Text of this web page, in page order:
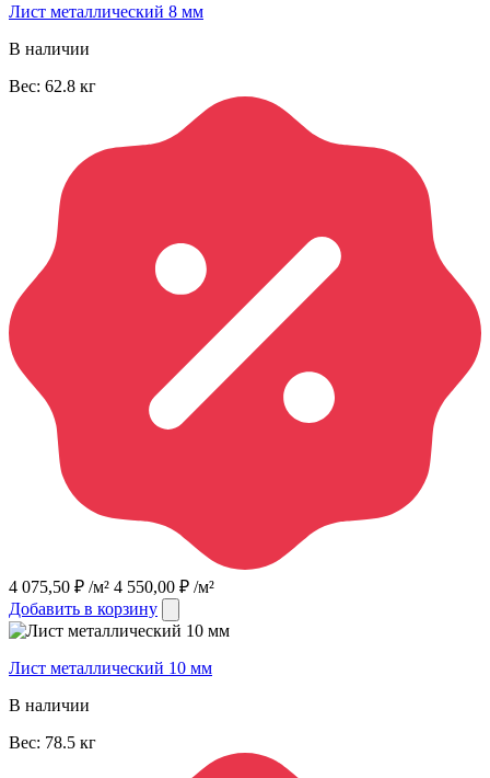
Лист металлический 8 мм
В наличии
Вес: 62.8 кг
4 075,50 ₽ /м² 4 550,00 ₽ /м²
Добавить в корзину
Лист металлический 10 мм
В наличии
Вес: 78.5 кг